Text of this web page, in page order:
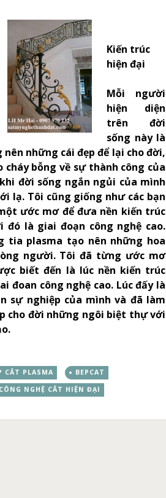
Kiến trúc
hiện đại
Mỗi người
hiện diện
trên đời
sống này là
những cái đẹp để lại cho đời,
bỗng về sự thành công của
đời sống ngắn ngủi của mình
lạ. Tôi cũng giống như các bạn
ước mơ để đưa nền kiến trúc
là giai đoạn công nghệ cao.
tia plasma tạo nên những hoa
người. Tôi đã từng ước mơ
biết đến là lúc nền kiến trúc
đoan công nghệ cao. Lúc đấy là
sự nghiệp của mình và đã làm
cho đời những ngôi biệt thự với
CẮT PLASMA
BEPCAT
CÔNG NGHỆ CẮT HIỆN ĐẠI